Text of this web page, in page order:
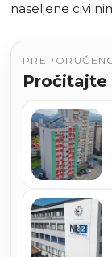
naseljene
Pročitajte